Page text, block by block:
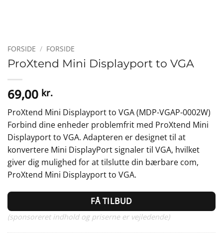
FORSIDE / FORSIDE
ProXtend Mini Displayport to VGA
69,00 kr.
ProXtend Mini Displayport to VGA (MDP-VGAP-0002W)
Forbind dine enheder problemfrit med ProXtend Mini
Displayport to VGA. Adapteren er designet til at
konvertere Mini DisplayPort signaler til VGA, hvilket
giver dig mulighed for at tilslutte din bærbare com,
ProXtend Mini Displayport to VGA.
FÅ TILBUD
(sponsoreret indhold og priserne er vejledende)